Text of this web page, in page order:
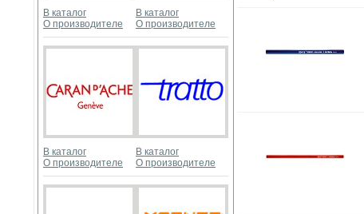
В каталог
О производителе
В каталог
О производителе
В каталог
О производителе
В каталог
О производителе